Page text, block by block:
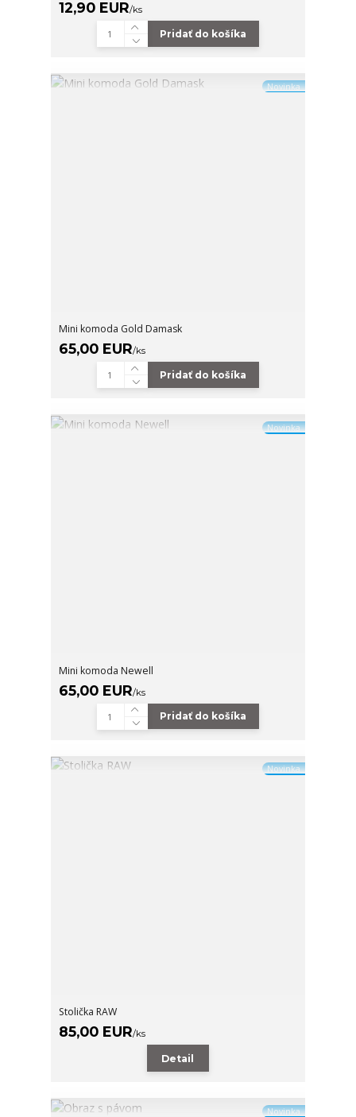
12,90 EUR/ks
Pridať do košíka
Novinka
Mini komoda Gold Damask
65,00 EUR/ks
Pridať do košíka
Novinka
Mini komoda Newell
65,00 EUR/ks
Pridať do košíka
Novinka
Stolička RAW
85,00 EUR/ks
Detail
Novinka